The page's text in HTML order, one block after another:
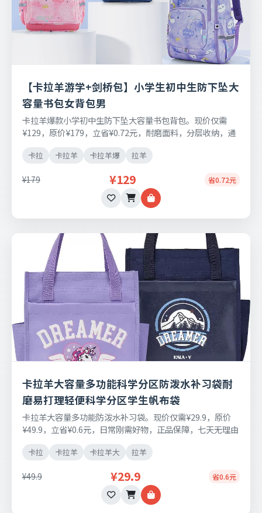
【卡拉羊游学+剑桥包】小学生初中生防下坠大
容量书包女背包男
卡拉羊爆款小学初中生防下坠大容量书包背包。现价仅需
¥129，原价¥179，立省¥0.72元，耐磨面料，分层收纳，通
卡拉 卡拉羊 卡拉羊爆 拉羊
¥179 ¥129 省0.72元
卡拉羊大容量多功能科学分区防泼水补习袋耐
磨易打理轻便科学分区学生帆布袋
卡拉羊大容量多功能防泼水补习袋。现价仅需¥29.9，原价
¥49.9，立省¥0.6元，日常刚需好物，正品保障，七天无理由
卡拉 卡拉羊 卡拉羊大 拉羊
¥49.9 ¥29.9 省0.6元